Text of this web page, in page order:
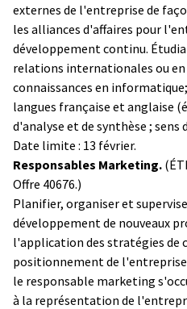
externes de l'entreprise de
les alliances d'affaires pour
développement continu.
relations internationales ou
connaissances en
langues française et anglaise
d'analyse et de synthèse ;
Date limite : 13 février.
Responsables Marketing.
Offre 40676.)
Planifier, organiser et
développement de nouveaux
l'application des stratégies de
positionnement de
le responsable marketing
à la représentation de